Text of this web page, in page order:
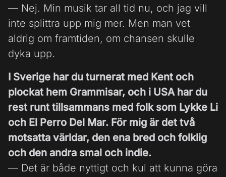
— Nej. Min musik tar all tid nu, och jag vill
inte splittra upp mig mer. Men man vet
aldrig om framtiden, om chansen skulle
dyka upp.
I Sverige har du turnerat med Kent och
plockat hem Grammisar, och i USA har du
rest runt tillsammans med folk som Lykke Li
och El Perro Del Mar. För mig är det två
motsatta världar, den ena bred och folklig
och den andra smal och indie.
— Det är både nyttigt och kul att kunna göra